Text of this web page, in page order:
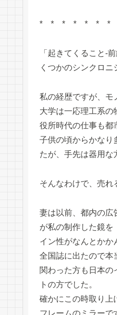
* * * * * * *
「起きてくること-
くつかのシンクロ
私の経歴ですが、モ
大学は一応理工系の
役所時代の仕事も都
子供の頃からかなり
たが、手先は器用な
そんなわけで、売れ
妻は以前、都内の広
が私の制作した鏡を
イン性がなんとかか
全国誌に出たので本
関わった方も日本の
トの方でした。
確かにこの時取り上
フレームのミラーで